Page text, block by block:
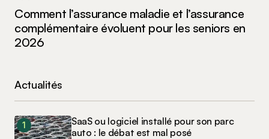
Comment l’assurance maladie et l’assurance
complémentaire évoluent pour les seniors en
2026
Actualités
SaaS ou logiciel installé pour son parc
auto : le débat est mal posé